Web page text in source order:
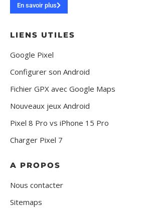
En savoir plus
LIENS UTILES
Google Pixel
Configurer son Android
Fichier GPX avec Google Maps
Nouveaux jeux Android
Pixel 8 Pro vs iPhone 15 Pro
Charger Pixel 7
A PROPOS
Nous contacter
Sitemaps